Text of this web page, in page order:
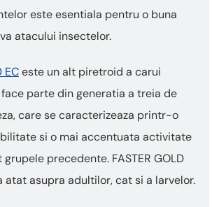
este esentiala pentru o buna
atacului insectelor.
ECeste un alt piretroid a carui
parte din generatia a treia de
care se caracterizeaza printr-o
si o mai accentuata activitate
precedente. FASTER GOLD
atat asupra adultilor, cat si a larvelor.